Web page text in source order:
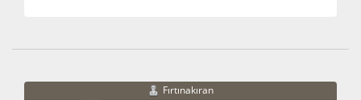
Fırtınakıran